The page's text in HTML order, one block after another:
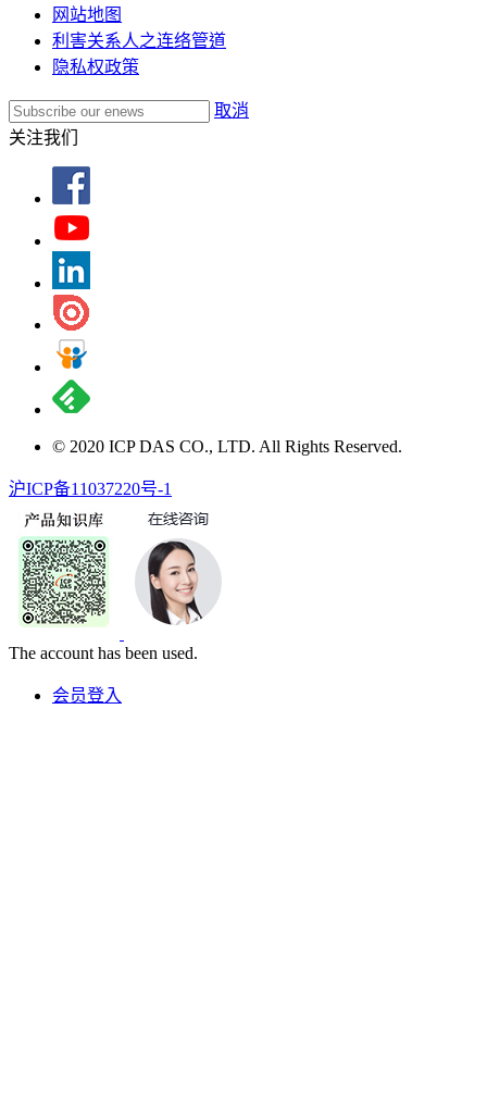
网站地图
利害关系人之连络管道
隐私权政策
取消
关注我们
© 2020 ICP DAS CO., LTD. All Rights Reserved.
沪ICP备11037220号-1
The account has been used.
会员登入